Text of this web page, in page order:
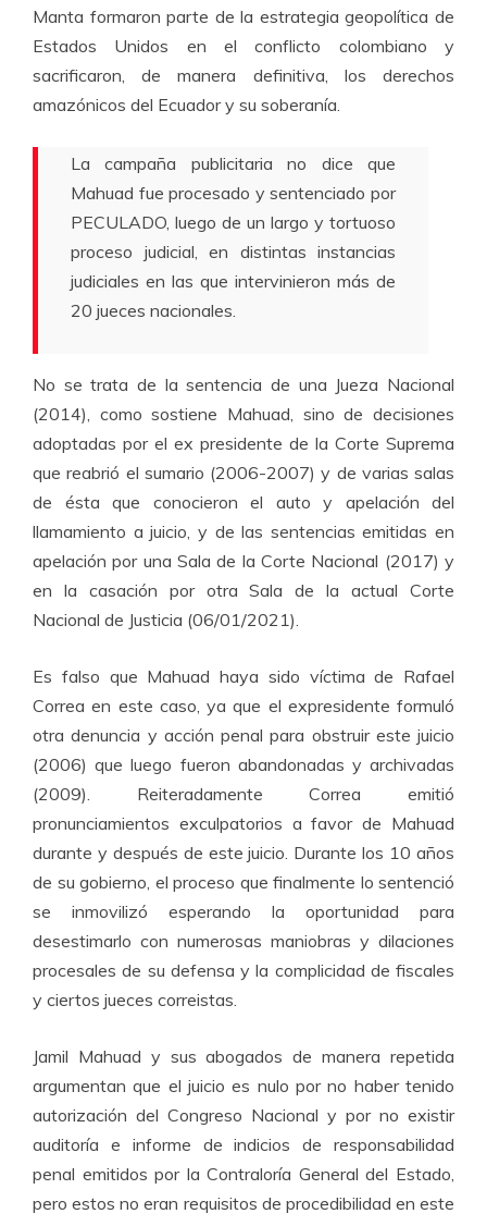
Manta formaron parte de la estrategia geopolítica de
Estados Unidos en el conflicto colombiano y
sacrificaron, de manera definitiva, los derechos
amazónicos del Ecuador y su soberanía.
La campaña publicitaria no dice que
Mahuad fue procesado y sentenciado por
PECULADO, luego de un largo y tortuoso
proceso judicial, en distintas instancias
judiciales en las que intervinieron más de
20 jueces nacionales.
No se trata de la sentencia de una Jueza Nacional
(2014), como sostiene Mahuad, sino de decisiones
adoptadas por el ex presidente de la Corte Suprema
que reabrió el sumario (2006-2007) y de varias salas
de ésta que conocieron el auto y apelación del
llamamiento a juicio, y de las sentencias emitidas en
apelación por una Sala de la Corte Nacional (2017) y
en la casación por otra Sala de la actual Corte
Nacional de Justicia (06/01/2021).
Es falso que Mahuad haya sido víctima de Rafael
Correa en este caso, ya que el expresidente formuló
otra denuncia y acción penal para obstruir este juicio
(2006) que luego fueron abandonadas y archivadas
(2009). Reiteradamente Correa emitió
pronunciamientos exculpatorios a favor de Mahuad
durante y después de este juicio. Durante los 10 años
de su gobierno, el proceso que finalmente lo sentenció
se inmovilizó esperando la oportunidad para
desestimarlo con numerosas maniobras y dilaciones
procesales de su defensa y la complicidad de fiscales
y ciertos jueces correistas.
Jamil Mahuad y sus abogados de manera repetida
argumentan que el juicio es nulo por no haber tenido
autorización del Congreso Nacional y por no existir
auditoría e informe de indicios de responsabilidad
penal emitidos por la Contraloría General del Estado,
pero estos no eran requisitos de procedibilidad en este